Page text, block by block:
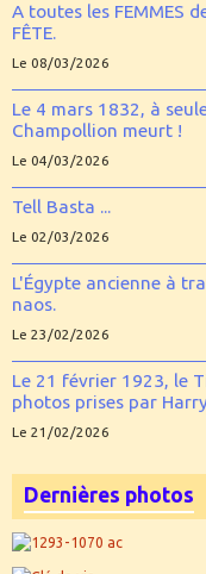
A toutes les FEMMES
FÊTE.
Le 08/03/2026
Le 4 mars 1832, à
Champollion meurt !
Le 04/03/2026
Tell Basta ...
Le 02/03/2026
L'Égypte ancienne à
naos.
Le 23/02/2026
Le 21 février 1923, le
photos prises par
Le 21/02/2026
Dernières photos